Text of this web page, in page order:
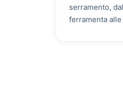
serramento,
ferramenta